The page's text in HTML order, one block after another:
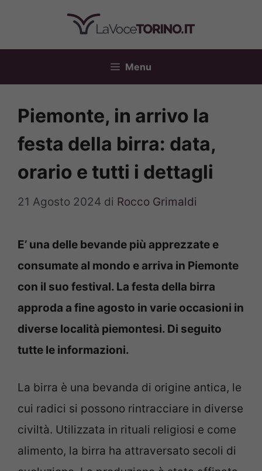
contenuto
Menu
Piemonte, in arrivo la
festa della birra: data,
orario e tutti i dettagli
21 Agosto 2024 di Rocco Grimaldi
E’ una delle bevande più apprezzate e
consumate al mondo e arriva in Piemonte
con il suo festival. La festa della birra
approda a fine agosto in varie occasioni in
diverse località piemontesi. Di seguito
tutte le informazioni.
La birra è una bevanda di origine antica, le
cui radici si possono rintracciare in diverse
civiltà. Utilizzata in rituali religiosi e come
alimento, la birra ha attraversato secoli di